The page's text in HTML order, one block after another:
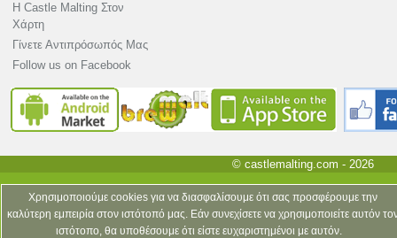
Η Castle Malting Στον
Χάρτη
Γίνετε Αντιπρόσωπός Μας
Follow us on Facebook
© castlemalting.com - 2026
Χρησιμοποιούμε cookies για να διασφαλίσουμε ότι σας προσφέρουμε την
καλύτερη εμπειρία στον ιστότοπό μας. Εάν συνεχίσετε να χρησιμοποιείτε αυτόν
ιστότοπο, θα υποθέσουμε ότι είστε ευχαριστημένοι με αυτόν.